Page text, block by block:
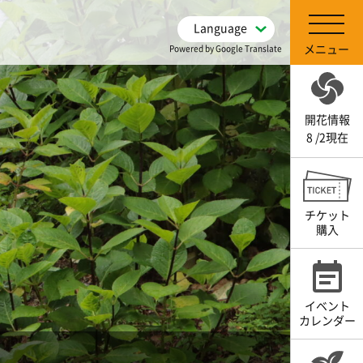
Language
Powered by Google Translate
開花情報
8 /2現在
チケット
購入
イベント
カレンダー
メニュー